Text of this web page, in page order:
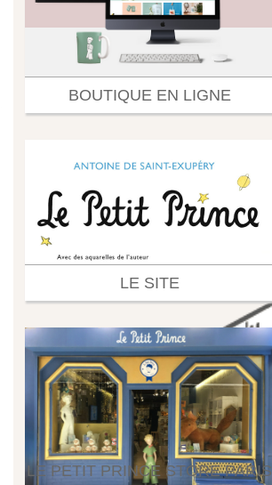
BOUTIQUE EN LIGNE
LE SITE
LE PETIT PRINCE STORE PARIS